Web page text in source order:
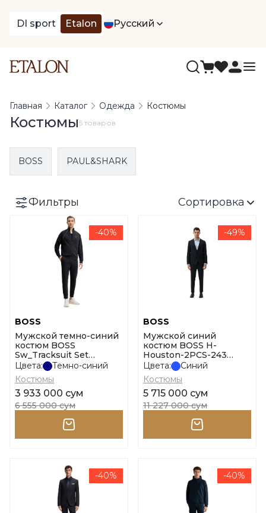
DI sport Etalon Русский
Главная Каталог Одежда Костюмы
Костюмы5 товаров
BOSS PAUL&SHARK
Фильтры Сортировка
-40%
BOSS
Мужской темно-синий
костюм BOSS
Sw_Tracksuit Set
размер l
Цвета:
Темно-синий
Костюмы
3 933 000 сум
6 555 000 сум
-49%
BOSS
Мужской синий
костюм BOSS H-
Houston-2PCS-243
размер 52
Цвета:
Синий
Костюмы
5 715 000 сум
11 227 000 сум
-40% -40%